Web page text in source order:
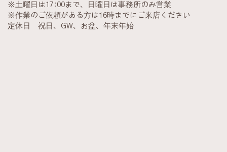
※土曜日は17:00まで、日曜日は事務所のみ営業
※作業のご依頼がある方は16時までにご来店ください
定休日 祝日、GW、お盆、年末年始